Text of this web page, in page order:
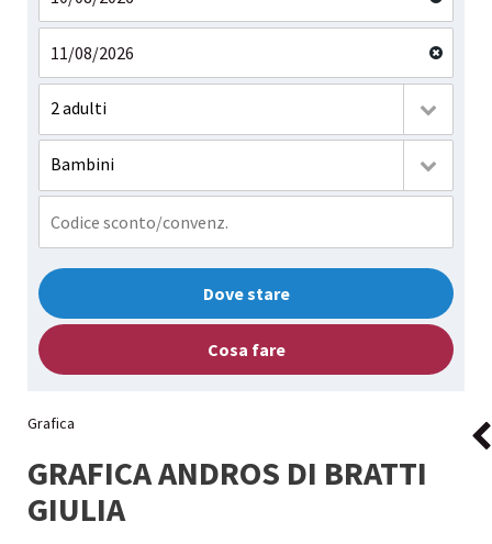
2 adulti
Bambini
Dove stare
Cosa fare
Grafica
GRAFICA ANDROS DI BRATTI
GIULIA